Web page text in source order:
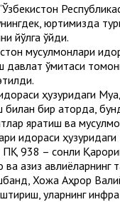
юртимизда
йўлга қўйди.
мусулмонлари
қўмитаси
ҳузуридаги
бир қаторда,
яратиш ва
идораси
938 – сонли
ва азиз
Хожа Аҳрор
уларнинг